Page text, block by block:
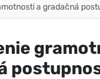
a gradačná